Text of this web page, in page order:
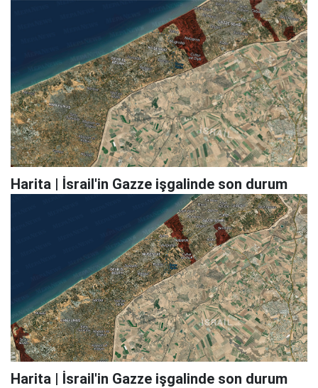
Harita | İsrail'in Gazze işgalinde son durum
Harita | İsrail'in Gazze işgalinde son durum